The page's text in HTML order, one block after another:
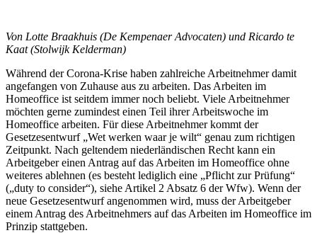
Von Lotte Braakhuis (De Kempenaer Advocaten) und Ricardo te
Kaat (Stolwijk Kelderman)
Während der Corona-Krise haben zahlreiche Arbeitnehmer damit
angefangen von Zuhause aus zu arbeiten. Das Arbeiten im
Homeoffice ist seitdem immer noch beliebt. Viele Arbeitnehmer
möchten gerne zumindest einen Teil ihrer Arbeitswoche im
Homeoffice arbeiten. Für diese Arbeitnehmer kommt der
Gesetzesentwurf „Wet werken waar je wilt“ genau zum richtigen
Zeitpunkt. Nach geltendem niederländischen Recht kann ein
Arbeitgeber einen Antrag auf das Arbeiten im Homeoffice ohne
weiteres ablehnen (es besteht lediglich eine „Pflicht zur Prüfung“
(„duty to consider“), siehe Artikel 2 Absatz 6 der Wfw). Wenn der
neue Gesetzesentwurf angenommen wird, muss der Arbeitgeber
einem Antrag des Arbeitnehmers auf das Arbeiten im Homeoffice im
Prinzip stattgeben.